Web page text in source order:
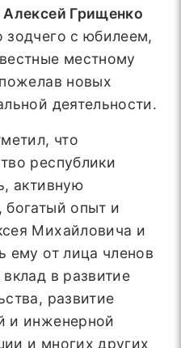
Алексей Грищенко
зодчего с юбилеем,
местному
новых
деятельности.
что
республики
активную
опыт и
Михайловича и
ему от лица членов
в развитие
развитие
и инженерной
и многих других